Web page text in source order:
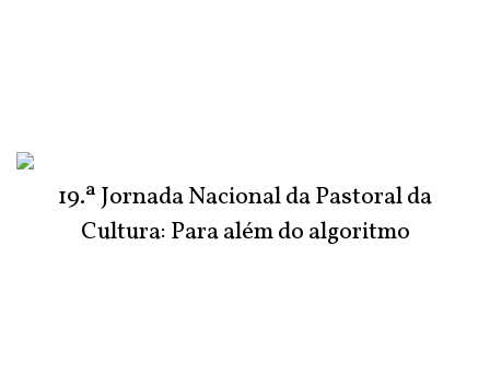
19.ª Jornada Nacional da Pastoral da
Cultura: Para além do algoritmo